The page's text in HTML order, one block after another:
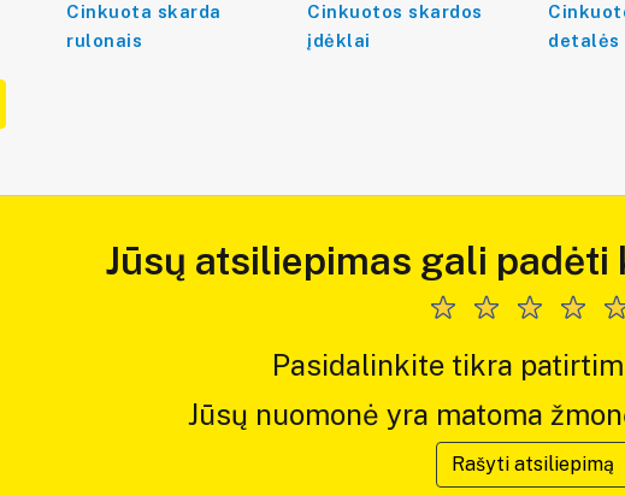
Cinkuota skarda
rulonais
Cinkuotos skardos
įdėklai
detalės
Jūsų atsiliepimas gali
Pasidalinkite tikra
Jūsų nuomonė yra matoma
Rašyti atsiliepimą